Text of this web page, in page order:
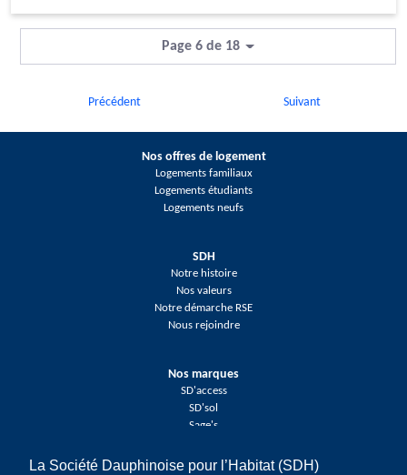
La Société Dauphinoise pour l’Habitat (SDH)
Page 6 de 18
Précédent Suivant
Nos offres de logement
Logements familiaux
Logements étudiants
Logements neufs
SDH
Notre histoire
Nos valeurs
Notre démarche RSE
Nous rejoindre
Nos marques
SD'access
SD'sol
Sage's